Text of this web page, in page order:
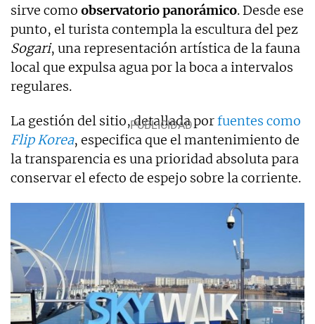
sirve como observatorio panorámico. Desde ese
punto, el turista contempla la escultura del pez
Sogari, una representación artística de la fauna
local que expulsa agua por la boca a intervalos
regulares.
La gestión del sitio, detallada porfuentes como
Flip Korea, especifica que el mantenimiento de
la transparencia es una prioridad absoluta para
conservar el efecto de espejo sobre la corriente.